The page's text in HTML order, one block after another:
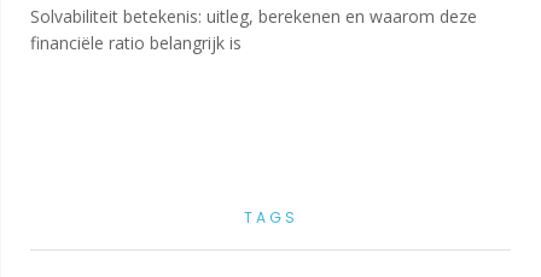
Solvabiliteit betekenis: uitleg, berekenen en waarom deze
financiële ratio belangrijk is
TAGS